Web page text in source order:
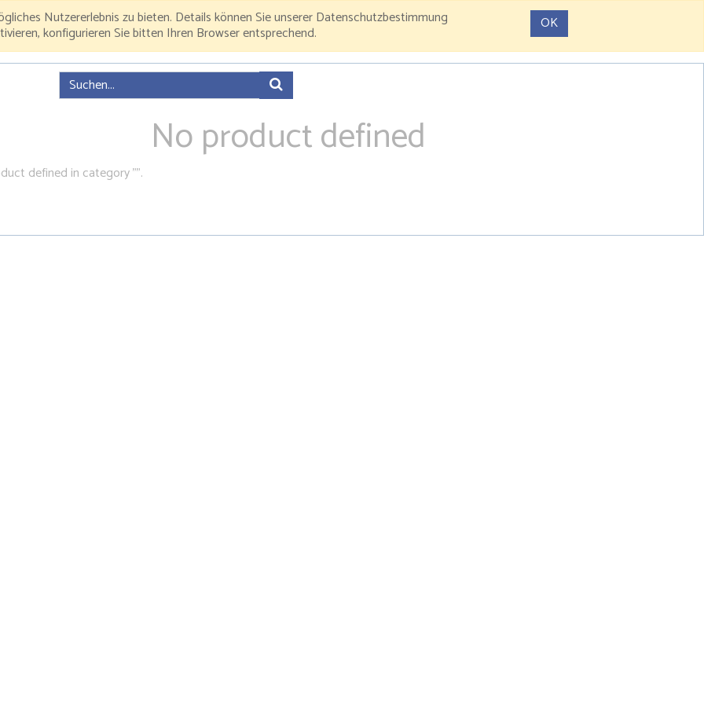
Nutzererlebnis zu bieten. Details können Sie unserer Datenschutzbestimmung
konfigurieren Sie bitten Ihren Browser entsprechend. OK
No product defined
defined in category "".